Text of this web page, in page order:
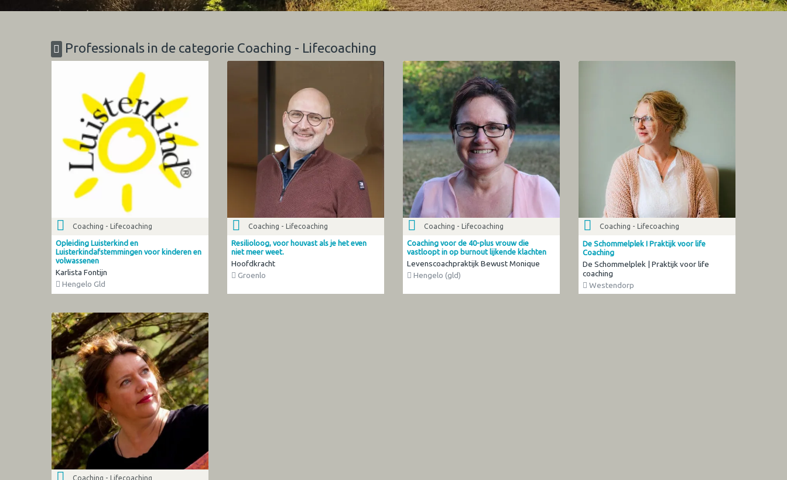
Professionals in de categorie Coaching - Lifecoaching
Coaching - Lifecoaching
Opleiding Luisterkind en
Luisterkindafstemmingen voor kinderen en
volwassenen
Karlista Fontijn
Hengelo Gld
Coaching - Lifecoaching
Resilioloog, voor houvast als je het even
niet meer weet.
Hoofdkracht
Groenlo
Coaching - Lifecoaching
Coaching voor de 40-plus vrouw die
vastloopt in op burnout lijkende klachten
Levenscoachpraktijk Bewust Monique
Hengelo (gld)
Coaching - Lifecoaching
De Schommelplek I Praktijk voor life
Coaching
De Schommelplek | Praktijk voor life
coaching
Westendorp
Coaching - Lifecoaching